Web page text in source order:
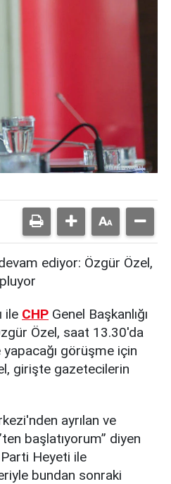
ediyor: Özgür Özel,
ile CHP Genel Başkanlığı
Özel, saat 13.30'da
görüşme için
girişte gazetecilerin
ayrılan ve
başlatıyorum” diyen
Heyeti ile
bundan sonraki